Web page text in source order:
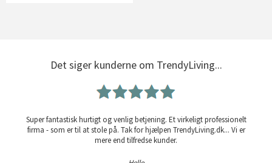
Det siger kunderne om TrendyLiving...
Super fantastisk hurtigt og venlig betjening. Et virkeligt professionelt
firma - som er til at stole på. Tak for hjælpen TrendyLiving.dk... Vi er
mere end tilfredse kunder.